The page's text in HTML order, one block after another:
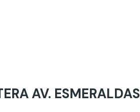
AV. ESMERALDAS